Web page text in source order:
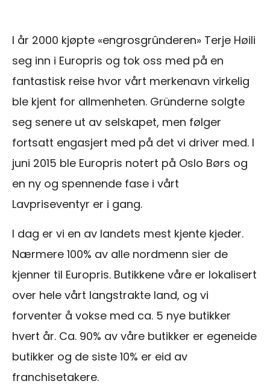
I år 2000 kjøpte «engrosgrûnderen» Terje Høili
seg inn i Europris og tok oss med på en
fantastisk reise hvor vårt merkenavn virkelig
ble kjent for allmenheten. Gründerne solgte
seg senere ut av selskapet, men følger
fortsatt engasjert med på det vi driver med. I
juni 2015 ble Europris notert på Oslo Børs og
en ny og spennende fase i vårt
Lavpriseventyr er i gang.
I dag er vi en av landets mest kjente kjeder.
Nærmere 100% av alle nordmenn sier de
kjenner til Europris. Butikkene våre er lokalisert
over hele vårt langstrakte land, og vi
forventer å vokse med ca. 5 nye butikker
hvert år. Ca. 90% av våre butikker er egeneide
butikker og de siste 10% er eid av
franchisetakere.